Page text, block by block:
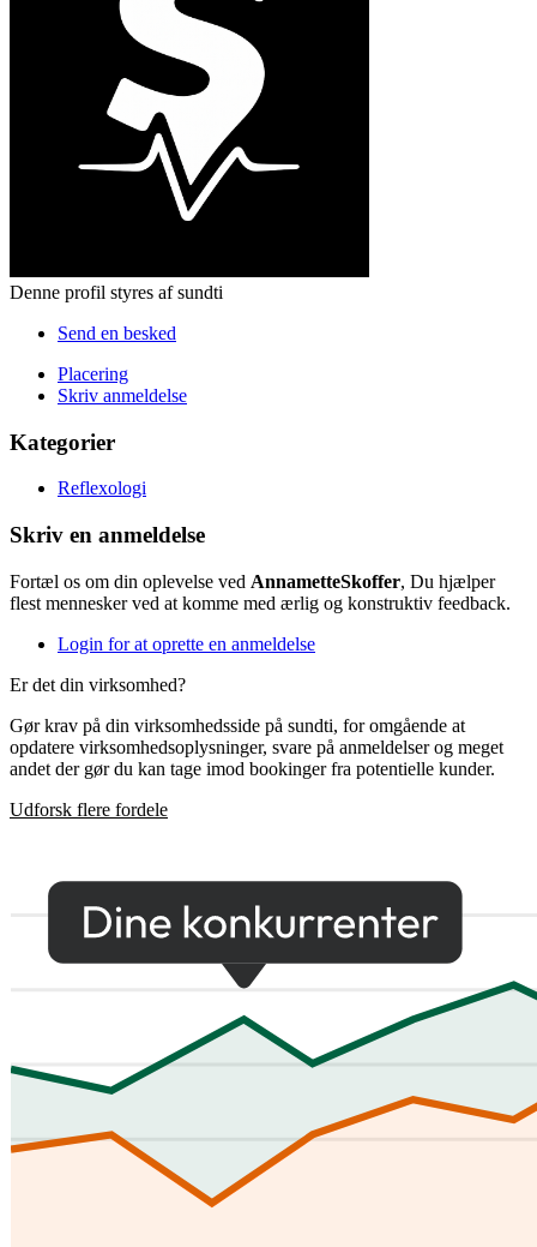
Denne profil styres af sundti
Send en besked
Placering
Skriv anmeldelse
Kategorier
Reflexologi
Skriv en anmeldelse
Fortæl os om din oplevelse ved AnnametteSkoffer, Du hjælper
flest mennesker ved at komme med ærlig og konstruktiv feedback.
Login for at oprette en anmeldelse
Er det din virksomhed?
Gør krav på din virksomhedsside på sundti, for omgående at
opdatere virksomhedsoplysninger, svare på anmeldelser og meget
andet der gør du kan tage imod bookinger fra potentielle kunder.
Udforsk flere fordele